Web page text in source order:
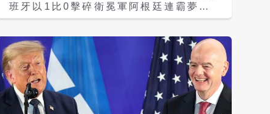
去，拒絕看向領獎台。這一舉動被現場攝
盃奪冠英雄們在頒獎台上時，他們的對手
阿根廷則狼狽不堪、鎩羽而歸，甚至背對
著頒獎台。這象徵著阿根廷整場充滿挑
釁、任性且令人反感的表現達到了頂峰，
他們不僅在場上少一人作戰，甚至在終場
哨聲響起後，還發起了宛如酒吧打鬥般的
班牙以1比0擊碎衛冕軍阿根廷連霸夢、
勇奪隊史第二座世界盃冠軍；與此同時，
西（Lionel Messi）19年前替還是嬰兒
的西班牙19歲天才球星亞馬爾
（Lamine Yamal）洗澡後，兩人首次
在足球場上交鋒，而梅西輸球後也給了亞
馬爾深深擁抱、表示肯定。另亞馬爾賽後
在場上大口嗑披薩，摟著女友放閃，掀起